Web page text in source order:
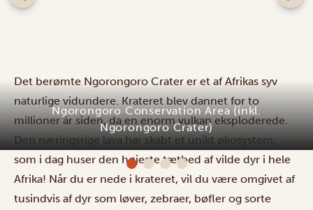
Ngorongoro Conservation Area (inkl.
Ngorongoro Crater)
Det berømte Ngorongoro Crater er et af Afrikas syv
naturlige vidundere. Krateret blev dannet for to
millioner år siden, da en enorm vulkan eksploderede.
Den næringsrige lava har skabt et unikt økosystem,
som i dag huser den højeste tæthed af vilde dyr i hele
Afrika! Når du er nede i krateret, vil du være omgivet af
tusindvis af dyr som løver, zebraer, bøfler og sorte